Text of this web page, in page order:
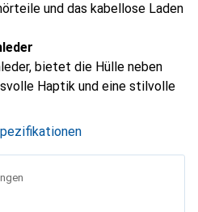
und das kabellose Laden
bietet die Hülle neben
Haptik und eine stilvolle